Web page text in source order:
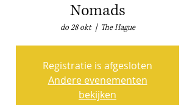
Nomads
do 28 okt
  |
The Hague
Registratie is afgesloten
Andere evenementen
bekijken